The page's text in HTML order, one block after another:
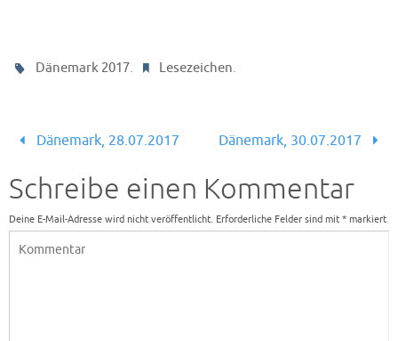
Dänemark 2017. Lesezeichen.
Dänemark, 28.07.2017 Dänemark, 30.07.2017
Schreibe einen Kommentar
Deine E-Mail-Adresse wird nicht veröffentlicht. Erforderliche Felder sind mit * markiert